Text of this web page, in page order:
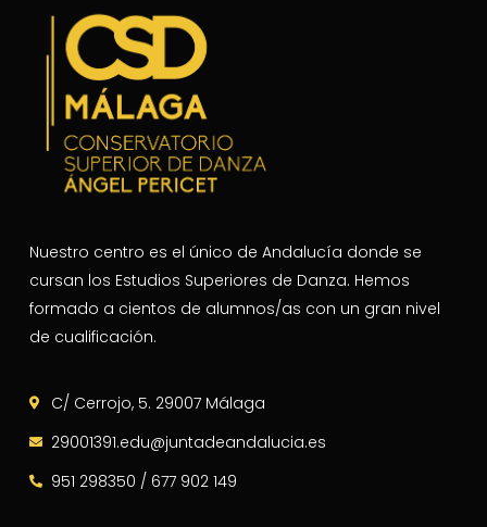
Nuestro centro es el único de Andalucía donde se
cursan los Estudios Superiores de Danza. Hemos
formado a cientos de alumnos/as con un gran nivel
de cualificación.
C/ Cerrojo, 5. 29007 Málaga
29001391.edu@juntadeandalucia.es
951 298350 / 677 902 149